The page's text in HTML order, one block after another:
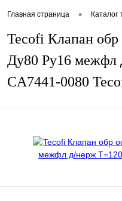
Главная страница • Каталог
Tecofi Клапан обр
Ду80 Ру16 межфл
CA7441-0080